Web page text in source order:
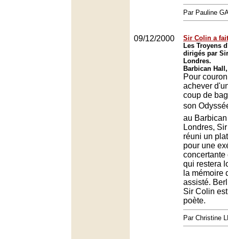
Par Pauline
09/12/2000
Sir Colin a
Les Troyens
dirigés par
Londres.
Barbican
Pour
achever
coup de
son
au
Londres,
réuni un
pour une
qui restera
la mémoire
assisté.
Sir Colin
poète.
Par Christine